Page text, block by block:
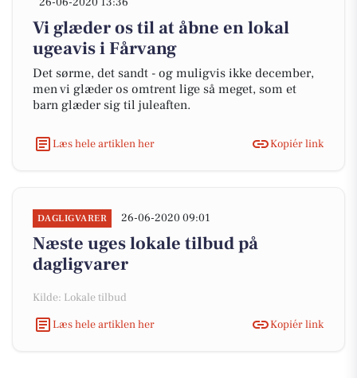
Vi glæder os til at åbne en lokal
ugeavis i Fårvang
Det sørme, det sandt - og muligvis ikke december,
men vi glæder os omtrent lige så meget, som et
barn glæder sig til juleaften.
Læs hele artiklen her Kopiér link
DAGLIGVARER 26-06-2020 09:01
Næste uges lokale tilbud på
dagligvarer
Kilde: Lokale tilbud
Læs hele artiklen her
Kopiér link